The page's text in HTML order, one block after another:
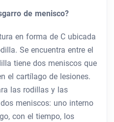
de menisco?
en forma de C ubicada
Se encuentra entre el
tiene dos meniscos que
el cartílago de lesiones.
las rodillas y las
meniscos: uno interno
con el tiempo, los